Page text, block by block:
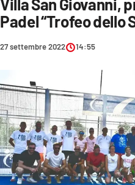
CRONACA
AMBIENTE
SOCIETÀ
CULTURA
ECONOMIA E LAVORO
Villa San Giovanni,
Padel “Trofeo dello
27 settembre 2022 14:55